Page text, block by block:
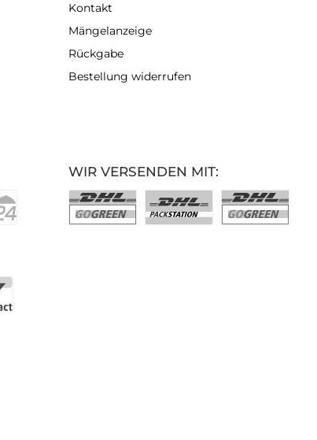
Kontakt
Mängelanzeige
Rückgabe
Bestellung widerrufen
WIR VERSENDEN MIT: